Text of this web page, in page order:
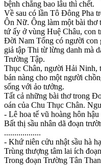
bệnh chẳng bao lâu thì chết.
Về sau có lần Tô Đông Pha
Ôn Nữ. Ông làm một bài thơ
tứ ấy ở vùng Huệ Châu, con
Đời Nam Tống có người con
giả tập Thi từ lừng danh mà
Trường Tập.
Thục Chân, người Hải Ninh,
bán nàng cho một người
sống với ảo tưởng.
Tất cả những bài thơ trong
oán của Chu Thục Chân.
- Lê hoa tế vũ hoàng hôn hậu
Bất thị sầu nhân dã đoạn
..................
- Khứ niên cửu nhật sầu hà
Trùng thượng tâm lai ích
Trong đoạn Trường Tân